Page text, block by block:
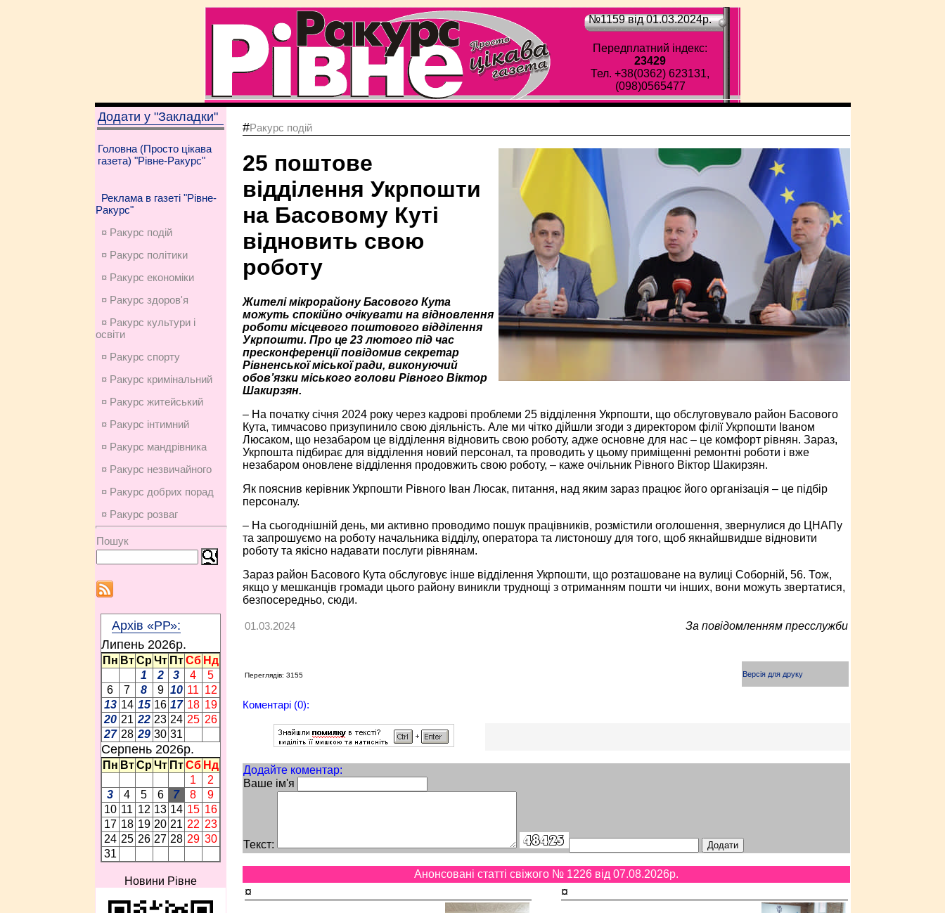
№1159 від 01.03.2024p.
Передплатний індекс:
23429
Тел. +38(0362) 623131,
(098)0565477
Додати у "Закладки"
Головна (Просто цікава
газета) "Рівне-Ракурс"
Реклама в газеті "Рівне-
Ракурс"
¤ Ракурс подій
¤ Ракурс політики
¤ Ракурс економiки
¤ Ракурс здоров'я
¤ Ракурс культури і
освіти
¤ Ракурс спорту
¤ Ракурс кримінальний
¤ Ракурс житейський
¤ Ракурс інтимний
¤ Ракурс мандрівника
¤ Ракурс незвичайного
¤ Ракурс добрих порад
¤ Ракурс розваг
Пошук
Архів «РР»:
Липень 2026p.
Пн Вт Ср Чт Пт Сб Нд
1
2 3 4
5
6
7 8 9 10 11 12
13 14 15 16 17 18 19
20 21 22 23 24 25 26
27 28 29 30 31
Серпень 2026p.
Пн Вт Ср Чт Пт Сб Нд
1
2
3
4 5 6 7 8
9
10 11 12 13 14 15 16
17 18 19 20 21 22 23
24 25 26 27 28 29 30
31
Новини Рівне
#Ракурс подій
25 поштове
відділення Укрпошти
на Басовому Куті
відновить свою
роботу
Жителі мікрорайону Басового Кута
можуть спокійно очікувати на відновлення
роботи місцевого поштового відділення
Укрпошти. Про це 23 лютого під час
пресконференції повідомив cекретар
Рівненської міської ради, виконуючий
обов’язки міського голови Рівного Вік­тор
Шакирзян.
– На початку січня 2024 року через кадрові проблеми 25 відділення Укрпошти, що обслуговувало район Басового
Кута, тимчасово призупинило свою діяльність. Але ми чітко дійшли згоди з директором філії Укрпошти Іваном
Люсаком, що незабаром це відділення відновить свою роботу, адже основне для нас – це комфорт рівнян. Зараз,
Укрпошта підбирає для відділення новий персонал, та проводить у цьому приміщенні ремонтні роботи і вже
незабаром оновлене відділення продовжить свою роботу, – каже очільник Рівного Віктор Шакирзян.
Як пояснив керівник Укрпошти Рівного Іван Люсак, питання, над яким зараз працює його організація – це підбір
персоналу.
– На сьогоднішній день, ми активно проводимо пошук працівників, розмістили оголошення, звернулися до ЦНАПу
та запрошуємо на роботу начальника відділу, оператора та листоношу для того, щоб якнайшвидше відновити
роботу та якісно надавати послуги рівнянам.
Зараз район Басового Кута обслуговує інше відділення Укрпошти, що розташоване на вулиці Соборній, 56. Тож,
якщо у мешканців громади цього району виникли труднощі з отриманням пошти чи інших, вони можуть звертатися,
безпосередньо, сюди.
01.03.2024 За повідомленням пресслужби
Переглядів: 3155 Версія для друку
Коментарі (0):
Додайте коментар:
Ваше ім'я
Текст:
Анонсовані статті свіжого № 1226 від 07.08.2026p.
¤ ¤